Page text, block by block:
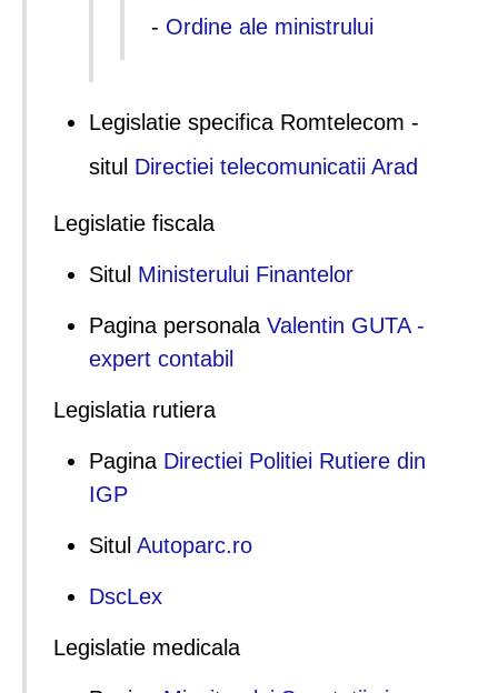
- Ordine ale ministrului
Legislatie specifica Romtelecom -
situl Directiei telecomunicatii Arad
Legislatie fiscala
Situl Ministerului Finantelor
Pagina personala Valentin GUTA -
expert contabil
Legislatia rutiera
Pagina Directiei Politiei Rutiere din
IGP
Situl Autoparc.ro
DscLex
Legislatie medicala